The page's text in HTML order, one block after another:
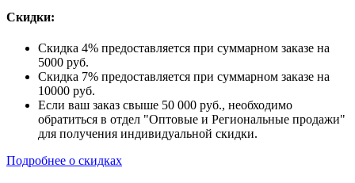
Скидки:
Скидка 4% предоставляется при суммарном заказе на
5000 руб.
Скидка 7% предоставляется при суммарном заказе на
10000 руб.
Если ваш заказ свыше 50 000 руб., необходимо
обратиться в отдел "Оптовые и Региональные продажи"
для получения индивидуальной скидки.
Подробнее о скидках